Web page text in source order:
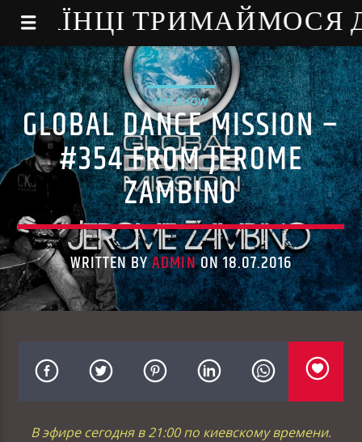
- УКРАЇНЦІ
MIX SHOW
GLOBAL DANCE MISSION –
#354 FROM JEROME
ZAMBINO
WRITTEN BYADMINON 18.07.2016
В эфире сегодня в 21:00 по киевскому времени.